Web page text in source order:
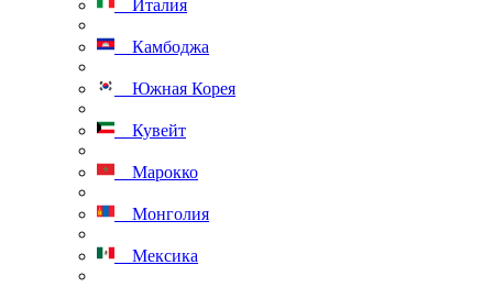
Италия
Камбоджа
Южная Корея
Кувейт
Марокко
Монголия
Мексика